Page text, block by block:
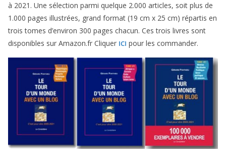
à 2021 . Une sélec­tion par­mi quelque 2.000 articles, soit plus de
1 .000 pages illus­trées, grand for­mat (19 cm x 25 cm) répar­tis en
trois tomes d’environ 300 pages cha­cun. Ces trois livres sont
dis­po­nibles sur Amazon​.fr Cliquer ICI pour les commander.